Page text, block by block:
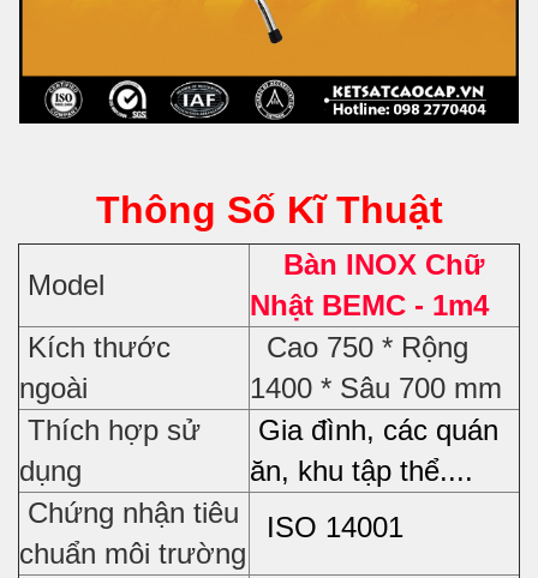
Thông Số Kĩ Thuật
Model
Bàn INOX Chữ
Nhật BEMC - 1m4
Kích thước
ngoài
Cao 750 * Rộng
1400 * Sâu 700 mm
Thích hợp sử
dụng
Gia đình, các quán
ăn, khu tập thể....
Chứng nhận tiêu
chuẩn môi trường
ISO 14001